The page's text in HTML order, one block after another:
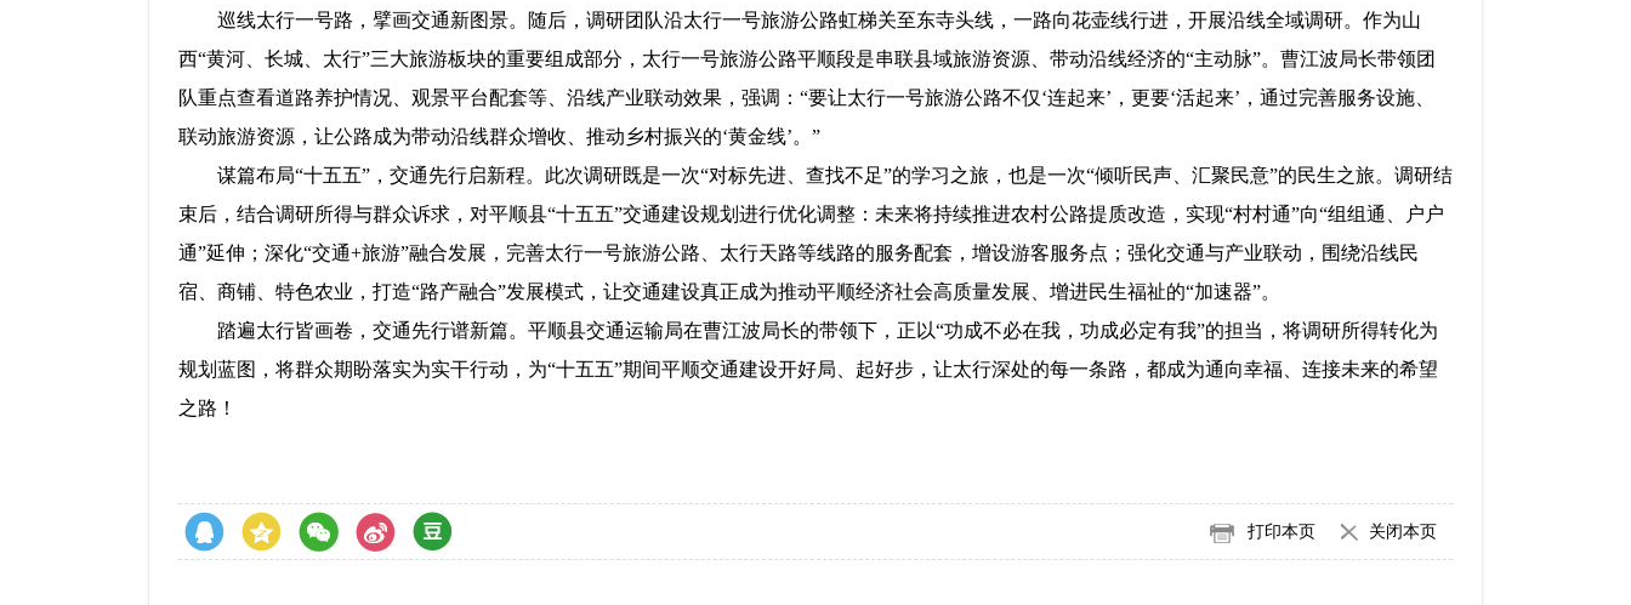
巡线太行一号路，擘画交通新图景。随后，调研团队沿太行一号旅游公路虹梯关至东寺头线，一路向花壶线行进，开展沿线全域调研。作为山
西“黄河、长城、太行”三大旅游板块的重要组成部分，太行一号旅游公路平顺段是串联县域旅游资源、带动沿线经济的“主动脉”。曹江波局长带领团
队重点查看道路养护情况、观景平台配套等、沿线产业联动效果，强调：“要让太行一号旅游公路不仅‘连起来’，更要‘活起来’，通过完善服务设施、
联动旅游资源，让公路成为带动沿线群众增收、推动乡村振兴的‘黄金线’。”
谋篇布局“十五五”，交通先行启新程。此次调研既是一次“对标先进、查找不足”的学习之旅，也是一次“倾听民声、汇聚民意”的民生之旅。调研结
束后，结合调研所得与群众诉求，对平顺县“十五五”交通建设规划进行优化调整：未来将持续推进农村公路提质改造，实现“村村通”向“组组通、户户
通”延伸；深化“交通+旅游”融合发展，完善太行一号旅游公路、太行天路等线路的服务配套，增设游客服务点；强化交通与产业联动，围绕沿线民
宿、商铺、特色农业，打造“路产融合”发展模式，让交通建设真正成为推动平顺经济社会高质量发展、增进民生福祉的“加速器”。
踏遍太行皆画卷，交通先行谱新篇。平顺县交通运输局在曹江波局长的带领下，正以“功成不必在我，功成必定有我”的担当，将调研所得转化为
规划蓝图，将群众期盼落实为实干行动，为“十五五”期间平顺交通建设开好局、起好步，让太行深处的每一条路，都成为通向幸福、连接未来的希望
之路！
打印本页 关闭本页